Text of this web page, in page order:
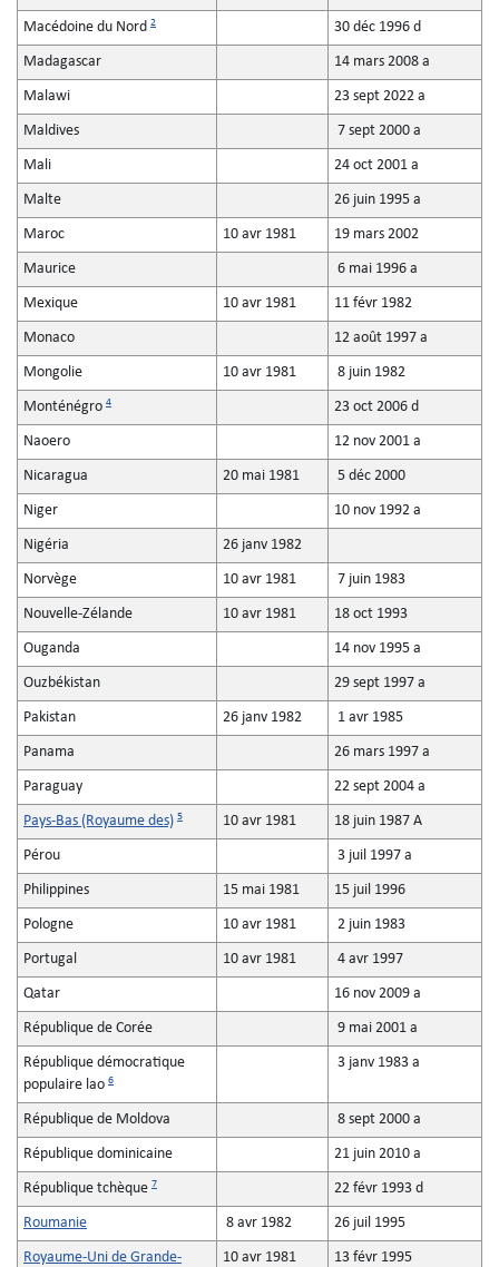
Macédoine du Nord 2 30 déc 1996 d
Madagascar 14 mars 2008 a
Malawi 23 sept 2022 a
Maldives 7 sept 2000 a
Mali 24 oct 2001 a
Malte 26 juin 1995 a
Maroc 10 avr 1981 19 mars 2002
Maurice 6 mai 1996 a
Mexique 10 avr 1981 11 févr 1982
Monaco 12 août 1997 a
Mongolie 10 avr 1981 8 juin 1982
Monténégro 4 23 oct 2006 d
Naoero 12 nov 2001 a
Nicaragua 20 mai 1981 5 déc 2000
Niger 10 nov 1992 a
Nigéria 26 janv 1982
Norvège 10 avr 1981 7 juin 1983
Nouvelle-Zélande 10 avr 1981 18 oct 1993
Ouganda 14 nov 1995 a
Ouzbékistan 29 sept 1997 a
Pakistan 26 janv 1982 1 avr 1985
Panama 26 mars 1997 a
Paraguay 22 sept 2004 a
Pays-Bas (Royaume des) 5 10 avr 1981 18 juin 1987 A
Pérou 3 juil 1997 a
Philippines 15 mai 1981 15 juil 1996
Pologne 10 avr 1981 2 juin 1983
Portugal 10 avr 1981 4 avr 1997
Qatar 16 nov 2009 a
République de Corée 9 mai 2001 a
République démocratique
populaire lao 6
3 janv 1983 a
République de Moldova 8 sept 2000 a
République dominicaine 21 juin 2010 a
République tchèque 7 22 févr 1993 d
Roumanie 8 avr 1982 26 juil 1995
Royaume-Uni de Grande-
10 avr 1981 13 févr 1995